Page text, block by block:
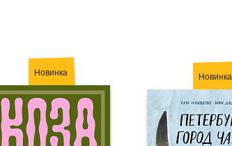
Новинка Новинка